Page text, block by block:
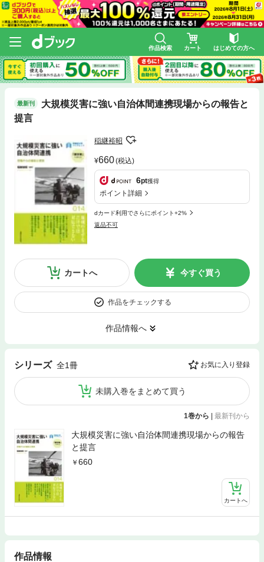
作品検索 カート はじめての方へ
最新刊
大規模災害に強い自治体間連携現場からの報告と
提言
稲継裕昭
660(税込)
6pt獲得
ポイント詳細
dカード利用でさらにポイント+2%
返品不可
カートへ 今すぐ買う
作品をチェックする
作品情報へ
シリーズ 全1冊 お気に入り登録
未購入巻をまとめて買う
1巻から 最新刊から
大規模災害に強い自治体間連携現場からの報告
と提言
660
カートへ
作品情報